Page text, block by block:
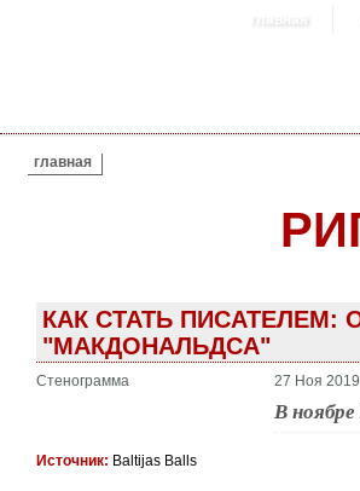
главная
ВЫ ЗДЕСЬ
главная
КАК СТАТЬ ПИСАТЕЛЕМ:
"МАКДОНАЛЬДСА"
Стенограмма 27 Ноя
В
Источник: Baltijas Balls